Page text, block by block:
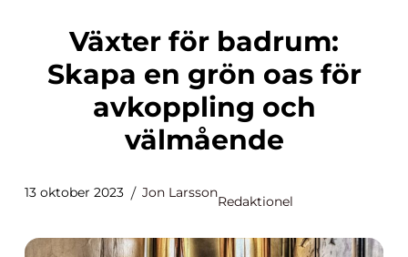
Växter för badrum:
Skapa en grön oas för
avkoppling och
välmående
13 oktober 2023 Jon Larsson
Redaktionel